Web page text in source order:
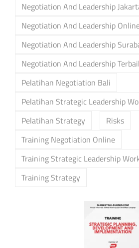
Negotiation And Leadership
Negotiation And Leadership
Negotiation And Leadership
Negotiation And Leadership
Pelatihan Negotiation Bali
Pelatihan Strategic Leadership
Pelatihan Strategy
Risks
Training Negotiation Online
Training Strategic Leadership
Training Strategy